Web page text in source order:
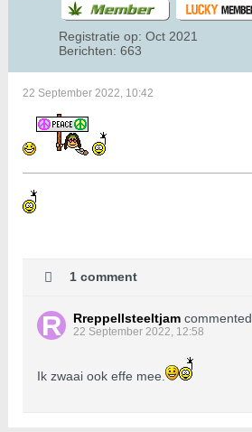
Registratie op: Oct 2021
Berichten: 663
22 September 2022, 10:42
1 comment
Rreppellsteeltjam commented
22 September 2022, 12:58
Ik zwaai ook effe mee.